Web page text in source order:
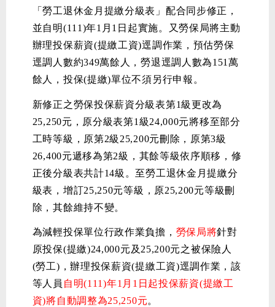
「勞工退休金月提繳分級表」配合同步修正，
並自明(111)年1月1日起實施。又勞保局將主動
辦理投保薪資(提繳工資)逕調作業，預估勞保
逕調人數約349萬餘人，勞退逕調人數為151萬
餘人，投保(提繳)單位不須另行申報。
新修正之勞保投保薪資分級表第1級更改為
25,250元，原分級表第1級24,000元將移至部分
工時等級，原第2級25,200元刪除，原第3級
26,400元遞移為第2級，其餘等級依序順移，修
正後分級表共計14級。至勞工退休金月提繳分
級表，增訂25,250元等級，原25,200元等級刪
除，其餘維持不變。
為減輕投保單位行政作業負擔， 勞保局將針對
原投保(提繳)24,000元及25,200元之被保險人
(勞工)，辦理投保薪資(提繳工資)逕調作業，該
等人員 自明(111)年1月1日起投保薪資(提繳工
資)將自動調整為25,250元。